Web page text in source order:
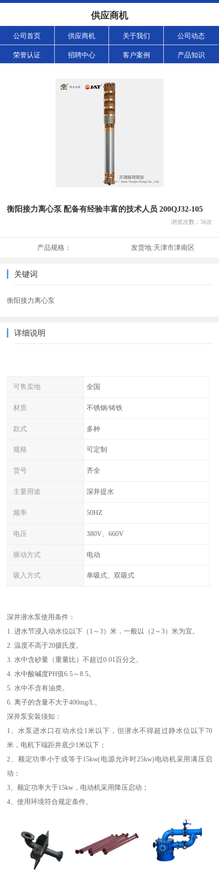
供应商机
公司首页 供应商机 关于我们 公司动态
荣誉认证 招聘中心 客户案例 产品知识
衡阳接力离心泵 配备有经验丰富的技术人员 200QJ32-105
浏览次数： 56次
产品规格： 发货地:天津市津南区
关键词
衡阳接力离心泵
详细说明
可售卖地 全国
材质 不锈钢/铸铁
款式 多种
规格 可定制
货号 齐全
主要用途 深井提水
频率 50HZ
电压 380V、660V
驱动方式 电动
吸入方式 单吸式、双吸式
深井潜水泵使用条件：
1. 进水节浸入动水位以下（1～3）米，一般以（2～3）米为宜。
2. 温度不高于20摄氏度。
3. 水中含砂量（重量比）不超过0.01百分之。
4. 水中酸碱度PH值6.5～8.5。
5. 水中不含有油类。
6. 离子的含量不大于400mg/L。
深井泵安装须知：
1、水泵进水口在动水位1米以下，但潜水不得超过静水位以下70
米，电机下端距井底少1米以下；
2、额定功率小于或等于15kw(电源允许时25kw)电动机采用满压启
动；
3、额定功率大于15kw，电动机采用降压启动；
4、使用环境符合规定条件。